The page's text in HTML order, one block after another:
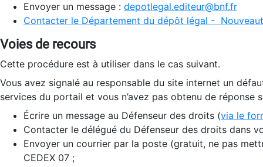
Envoyer un message : depotlegal.editeur@bnf.fr
Contacter le Département du dépôt légal -
Voies de recours
Cette procédure est à utiliser dans le cas suivant.
Vous avez signalé au responsable du site internet un
services du portail et vous n’avez pas obtenu de réponse
Écrire un message au Défenseur des droits (via le
Contacter le délégué du Défenseur des droits dans
Envoyer un courrier par la poste (gratuit, ne pas
CEDEX 07 ;